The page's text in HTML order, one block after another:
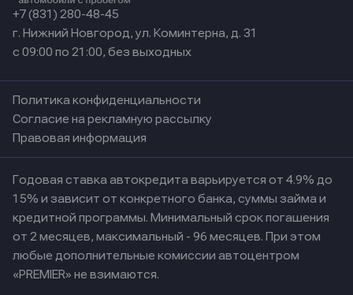
+7 (831) 280-48-45
г. Нижний Новгород, ул. Коминтерна, д. 31
с 09:00 по 21:00, без выходных
Политика конфиденциальности
Согласие на рекламную рассылку
Правовая информация
Годовая ставка автокредита варьируется от 4.9% до
15% и зависит от конкретного банка, суммы займа и
кредитной программы. Минимальный срок погашения
от 2 месяцев, максимальный - 96 месяцев. При этом
любые дополнительные комиссии автоцентром
«PREMIER» не взимаются.